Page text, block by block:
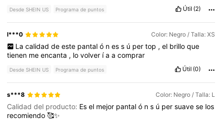
Desde SHEIN US Programa de puntos Útil (2)
l***0 Color: Negro / Talla: XS
La calidad de este pantal ó n es s ú per top , el brillo que
tienen meencanta , lovolver íaacomprar
Desde SHEIN US Programa de puntos Útil (0)
s***8 Color: Negro / Talla: L
Calidad del producto: Esel mejor pantaló ns ú persuavese los
recomiendo🥰✨